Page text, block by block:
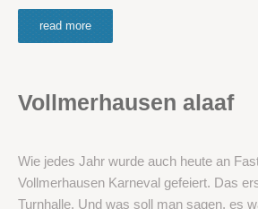
read more
Vollmerhausen alaaf
Wie jedes Jahr wurde auch heute an
Vollmerhausen Karneval gefeiert. Das
Turnhalle. Und was soll man sagen, es